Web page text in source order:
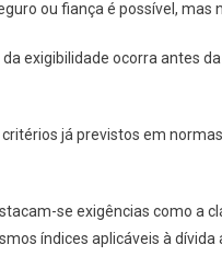
ou fiança é possível, mas
exigibilidade ocorra antes
já previstos em
se exigências como a
índices aplicáveis à